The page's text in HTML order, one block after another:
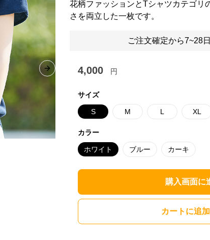
Next slide
花柄ファッションとTシャツカテゴリ
さを両立した一枚です。
ご注文確定から7~28
4,000 円
サイズ
S M L XL
カラー
ホワイト ブルー カーキ
購入画面に
カートに追